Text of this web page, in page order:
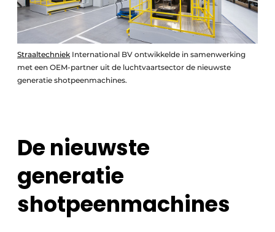
Straaltechniek International BV ontwikkelde in samenwerking
met een OEM-partner uit de luchtvaartsector de nieuwste
generatie shotpeenmachines.
De nieuwste
generatie
shotpeenmachines